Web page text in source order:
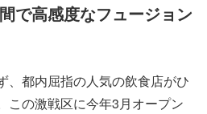
で高感度なフュージョン
、都内屈指の人気の飲食店がひ
この激戦区に今年3月オープン